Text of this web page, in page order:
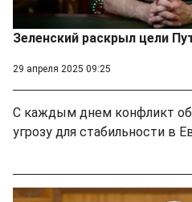
Зеленский раскрыл цели
29 апреля 2025 09:25
С каждым днем конфликт
угрозу для стабильности в